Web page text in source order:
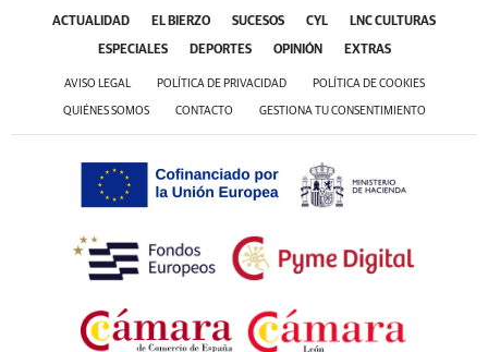
ACTUALIDAD EL BIERZO SUCESOS CYL LNC CULTURAS
ESPECIALES DEPORTES OPINIÓN EXTRAS
AVISO LEGAL POLÍTICA DE PRIVACIDAD POLÍTICA DE COOKIES
QUIÉNES SOMOS CONTACTO GESTIONA TU CONSENTIMIENTO